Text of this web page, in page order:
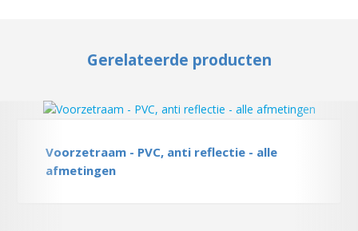
Gerelateerde producten
Voorzetraam - PVC, anti reflectie - alle
afmetingen